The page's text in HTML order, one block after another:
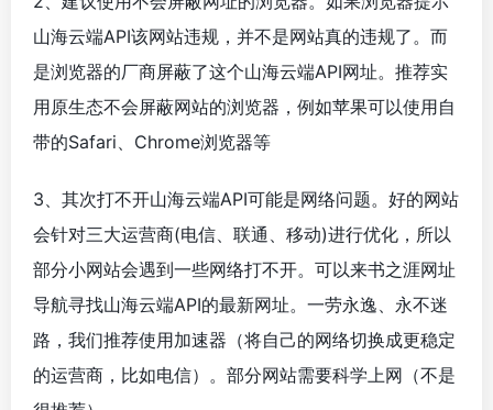
山海云端API该网站违规，并不是网站真的违规了。而
是浏览器的厂商屏蔽了这个山海云端API网址。推荐实
用原生态不会屏蔽网站的浏览器，例如苹果可以使用自
带的Safari、Chrome浏览器等
3、其次打不开山海云端API可能是网络问题。好的网站
会针对三大运营商(电信、联通、移动)进行优化，所以
部分小网站会遇到一些网络打不开。可以来书之涯网址
导航寻找山海云端API的最新网址。一劳永逸、永不迷
路，我们推荐使用加速器（将自己的网络切换成更稳定
的运营商，比如电信）。部分网站需要科学上网（不是